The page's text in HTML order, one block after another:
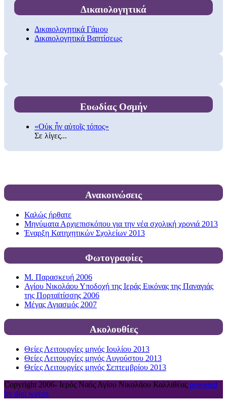
Δικαιολογητικά
Δικαιολογητικά Γάμου
Δικαιολογητικά Βαπτίσεως
Ευωδίας Οσμήν
«Οὐκ ἦν αὐτοῖς τόπος»
Σε λίγες...
Ανακοινώσεις
Καλώς ήρθατε
Μηνύματα Αρχιεπισκόπου για την νέα σχολική χρονιά 2013
Έναρξη Κατηχητικών Σχολείων 2013
Φωτογραφίες
Μ. Παρασκευή 2006
Αγίου Νικολάου Υποδοχή της Ιεράς Εικόνας της Παναγιάς
της Πορταϊτίσσης 2006
Μέγας Αγιασμός 2007
Ακολουθίες
Θείες Λειτουργίες μηνός Ιουλίου 2013
Θείες Λειτουργίες μηνός Αυγούστου 2013
Θείες Λειτουργίες μηνός Σεπτεμβρίου 2013
Copyright 2006- Ιερός Ναός Αγίου Νικολάου Καλλιθέας powered
by digi waves